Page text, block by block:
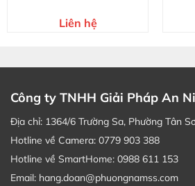
Liên hệ
Công ty TNHH Giải Pháp An
Địa chỉ: 1364/6 Trường Sa, Phường Tân
Hotline về Camera: 0779 903 388
Hotline về SmartHome: 0988 611 153
Email: hang.doan@phuongnamss.com